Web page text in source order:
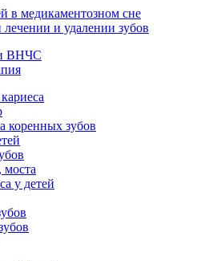
в медикаментозном сне
и удалении зубов
ВНЧС
коренных зубов
моста
у детей